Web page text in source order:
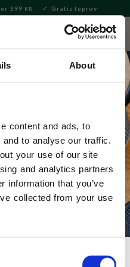
About
content and ads, to
to analyse our traffic.
your use of our site
and analytics partners
information that you’ve
collected from your use
399 KR Gratis teprov
Originale 3
så är Bialettis Moka
i världen.